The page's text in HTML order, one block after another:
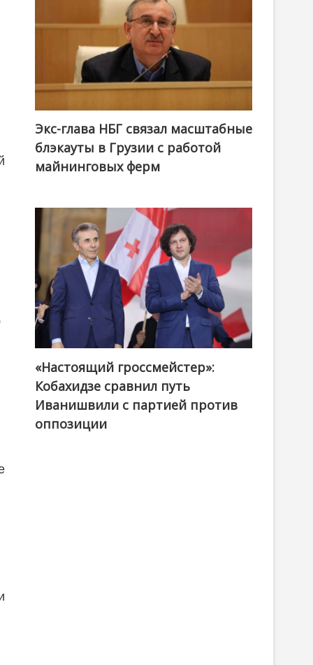
Экс-глава НБГ связал масштабные
блэкауты в Грузии с работой
майнинговых ферм
@ქართული ოცნება / Georgian Dream
«Настоящий гроссмейстер»:
Кобахидзе сравнил путь
Иванишвили с партией против
оппозиции